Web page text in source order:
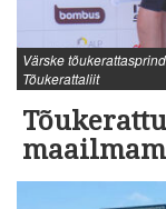
Värske
Tõukerattaliit